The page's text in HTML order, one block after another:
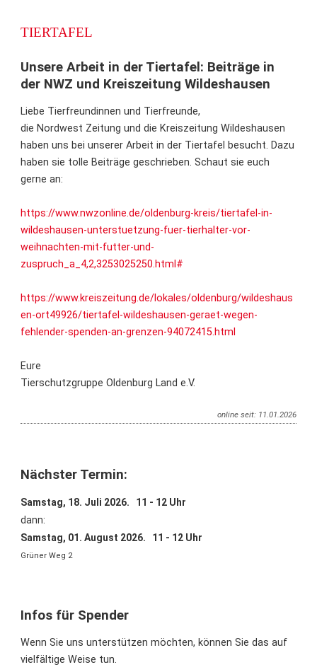
TIERTAFEL
Unsere Arbeit in der Tiertafel: Beiträge in
der NWZ und Kreiszeitung Wildeshausen
Liebe Tierfreundinnen und Tierfreunde,
die Nordwest Zeitung und die Kreiszeitung Wildeshausen
haben uns bei unserer Arbeit in der Tiertafel besucht. Dazu
haben sie tolle Beiträge geschrieben. Schaut sie euch
gerne an:
https://www.nwzonline.de/oldenburg-kreis/tiertafel-in-
wildeshausen-unterstuetzung-fuer-tierhalter-vor-
weihnachten-mit-futter-und-
zuspruch_a_4,2,3253025250.html#
https://www.kreiszeitung.de/lokales/oldenburg/wildeshaus
en-ort49926/tiertafel-wildeshausen-geraet-wegen-
fehlender-spenden-an-grenzen-94072415.html
Eure
Tierschutzgruppe Oldenburg Land e.V.
online seit: 11.01.2026
Nächster Termin:
Samstag, 18. Juli 2026. 11 - 12 Uhr
dann:
Samstag, 01. August 2026. 11 - 12 Uhr
Grüner Weg 2
Infos für Spender
Wenn Sie uns unterstützen möchten, können Sie das auf
vielfältige Weise tun.